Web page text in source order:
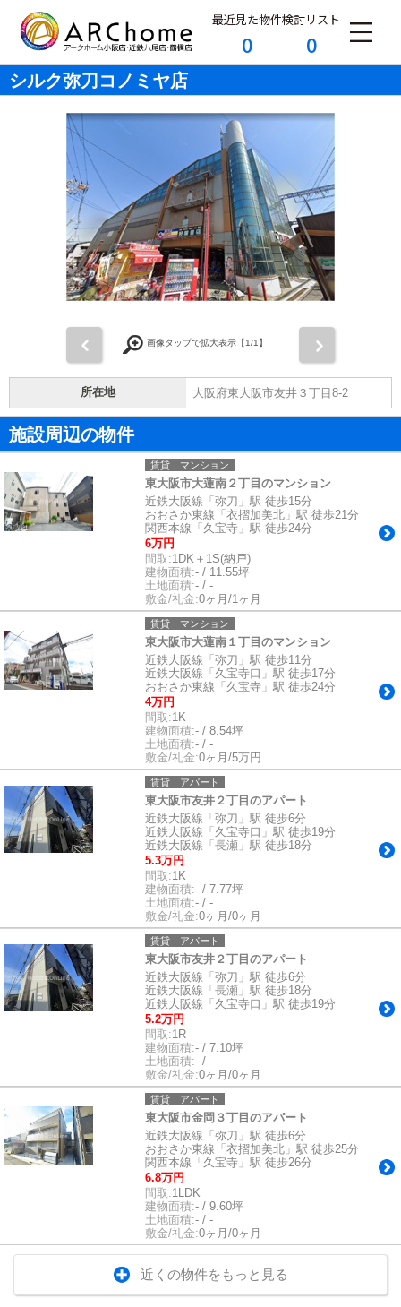
最近見た物件
0
検討リスト
0
シルク弥刀コノミヤ店
画像タップで拡大表示【1/1】
所在地 大阪府東大阪市友井３丁目8-2
施設周辺の物件
賃貸｜マンション
東大阪市大蓮南２丁目のマンション
近鉄大阪線「弥刀」駅 徒歩15分
おおさか東線「衣摺加美北」駅 徒歩21分
関西本線「久宝寺」駅 徒歩24分
6万円
間取:1DK＋1S(納戸)
建物面積:- / 11.55坪
土地面積:- / -
敷金/礼金:0ヶ月/1ヶ月
賃貸｜マンション
東大阪市大蓮南１丁目のマンション
近鉄大阪線「弥刀」駅 徒歩11分
近鉄大阪線「久宝寺口」駅 徒歩17分
おおさか東線「久宝寺」駅 徒歩24分
4万円
間取:1K
建物面積:- / 8.54坪
土地面積:- / -
敷金/礼金:0ヶ月/5万円
賃貸｜アパート
東大阪市友井２丁目のアパート
近鉄大阪線「弥刀」駅 徒歩6分
近鉄大阪線「久宝寺口」駅 徒歩19分
近鉄大阪線「長瀬」駅 徒歩18分
5.3万円
間取:1K
建物面積:- / 7.77坪
土地面積:- / -
敷金/礼金:0ヶ月/0ヶ月
賃貸｜アパート
東大阪市友井２丁目のアパート
近鉄大阪線「弥刀」駅 徒歩6分
近鉄大阪線「長瀬」駅 徒歩18分
近鉄大阪線「久宝寺口」駅 徒歩19分
5.2万円
間取:1R
建物面積:- / 7.10坪
土地面積:- / -
敷金/礼金:0ヶ月/0ヶ月
賃貸｜アパート
東大阪市金岡３丁目のアパート
近鉄大阪線「弥刀」駅 徒歩6分
おおさか東線「衣摺加美北」駅 徒歩25分
関西本線「久宝寺」駅 徒歩26分
6.8万円
間取:1LDK
建物面積:- / 9.60坪
土地面積:- / -
敷金/礼金:0ヶ月/0ヶ月
近くの物件をもっと見る